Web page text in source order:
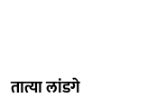
तात्या लांडगे